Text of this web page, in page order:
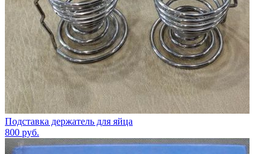
Подставка держатель для яйца
800 руб.